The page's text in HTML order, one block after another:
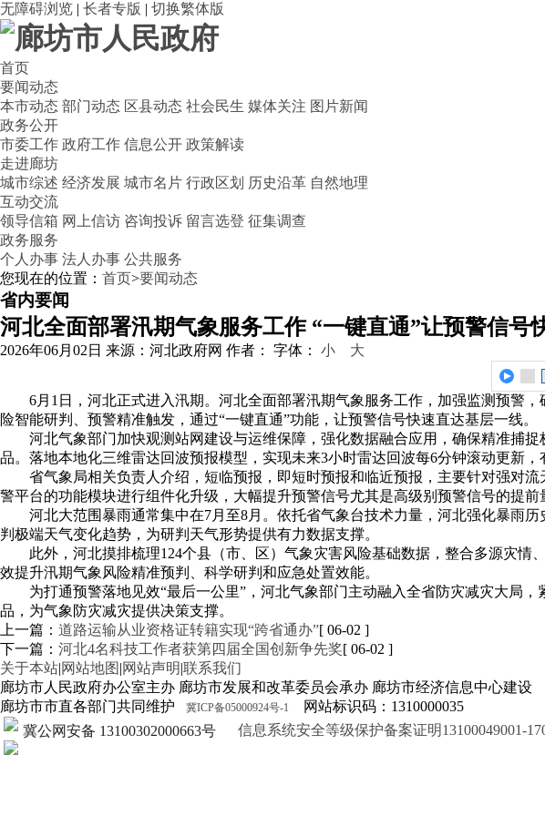
无障碍浏览 | 长者专版 | 切换繁体版
首页
要闻动态
本市动态 部门动态 区县动态 社会民生 媒体关注 图片新闻
政务公开
市委工作 政府工作 信息公开 政策解读
走进廊坊
城市综述 经济发展 城市名片 行政区划 历史沿革 自然地理
互动交流
领导信箱 网上信访 咨询投诉 留言选登 征集调查
政务服务
个人办事 法人办事 公共服务
您现在的位置： 首页>要闻动态
省内要闻
河北全面部署汛期气象服务工作 “一键直通”让预警信号
2026年06月02日 来源：河北政府网 作者： 字体： 小 大
6月1日，河北正式进入汛期。河北全面部署汛期气象服务工作，加强监测预警
险智能研判、预警精准触发，通过“一键直通”功能，让预警信号快速直达基层一线。
河北气象部门加快观测站网建设与运维保障，强化数据融合应用，确保精准捕
品。落地本地化三维雷达回波预报模型，实现未来3小时雷达回波每6分钟滚动更新，
省气象局相关负责人介绍，短临预报，即短时预报和临近预报，主要针对强对
警平台的功能模块进行组件化升级，大幅提升预警信号尤其是高级别预警信号的提前
河北大范围暴雨通常集中在7月至8月。依托省气象台技术力量，河北强化暴雨
判极端天气变化趋势，为研判天气形势提供有力数据支撑。
此外，河北摸排梳理124个县（市、区）气象灾害风险基础数据，整合多源灾
效提升汛期气象风险精准预判、科学研判和应急处置效能。
为打通预警落地见效“最后一公里”，河北气象部门主动融入全省防灾减灾大局
品，为气象防灾减灾提供决策支撑。
上一篇： 道路运输从业资格证转籍实现“跨省通办”[ 06-02 ]
下一篇： 河北4名科技工作者获第四届全国创新争先奖[ 06-02 ]
关于本站|网站地图 |网站声明|联系我们
廊坊市人民政府办公室主办 廊坊市发展和改革委员会承办 廊坊市经济信息中心建设
廊坊市市直各部门共同维护
冀ICP备05000924号-1
网站标识码：1310000035
冀公网安备 13100302000663号
信息系统安全等级保护备案证明13100049001-